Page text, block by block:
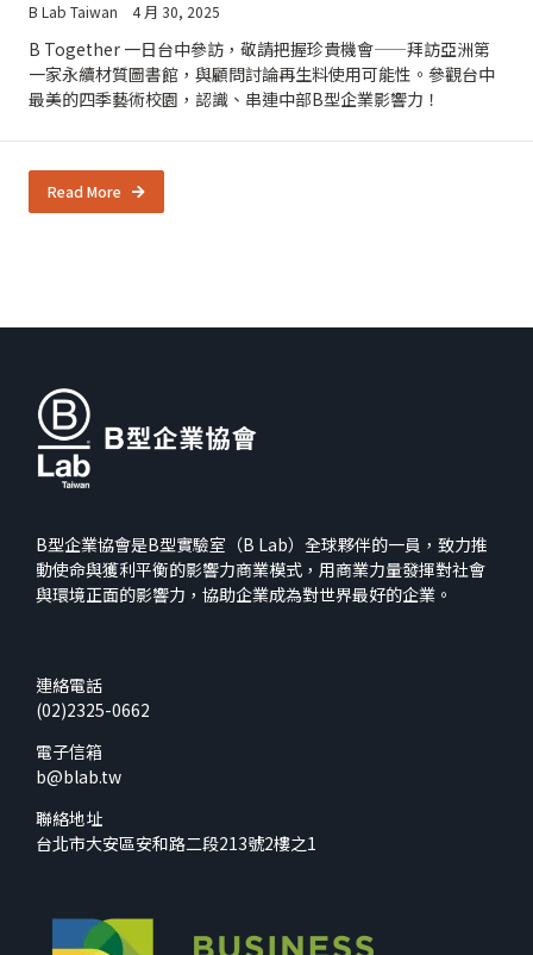
B Lab Taiwan 4 月 30, 2025
B Together 一日台中參訪，敬請把握珍貴機會——拜訪亞洲第
一家永續材質圖書館，與顧問討論再生料使用可能性。參觀台中
最美的四季藝術校園，認識、串連中部B型企業影響力！
Read More
B型企業協會是B型實驗室（B Lab）全球夥伴的一員，致力推
動使命與獲利平衡的影響力商業模式，用商業力量發揮對社會
與環境正面的影響力，協助企業成為對世界最好的企業。
連絡電話
(02)2325-0662
電子信箱
b@blab.tw
聯絡地址
台北市大安區安和路二段213號2樓之1